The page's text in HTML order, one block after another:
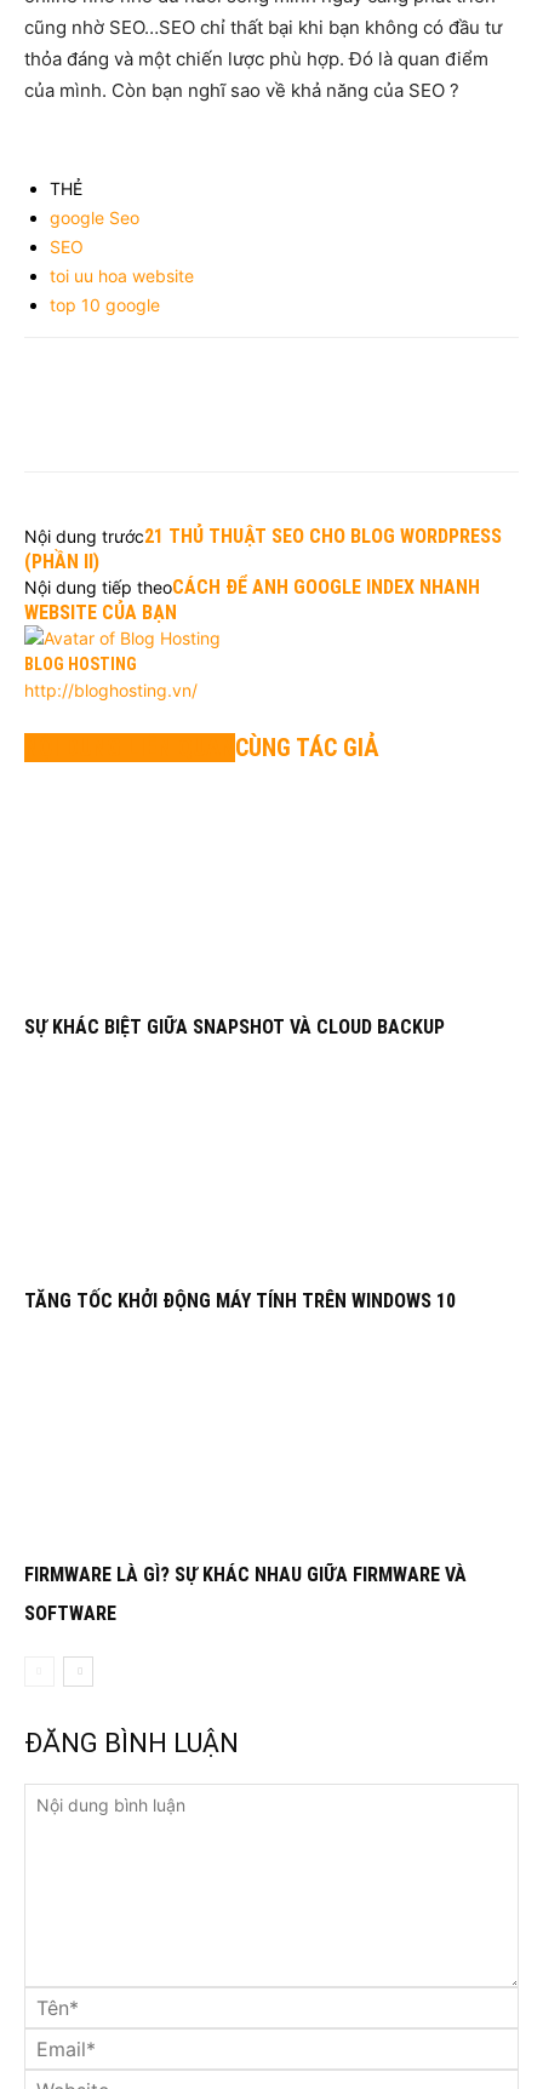
cũng nhờ SEO…SEO chỉ thất bại khi bạn không có đầu tư
thỏa đáng và một chiến lược phù hợp. Đó là quan điểm
của mình. Còn bạn nghĩ sao về khả năng của SEO ?
THẺ
google Seo
SEO
toi uu hoa website
top 10 google
Nội dung trước21 THỦ THUẬT SEO CHO BLOG WORDPRESS
(PHẦN II)
Nội dung tiếp theoCÁCH ĐỂ ANH GOOGLE INDEX NHANH
WEBSITE CỦA BẠN
BLOG HOSTING
http://bloghosting.vn/
CÙNG TÁC GIẢ
SỰ KHÁC BIỆT GIỮA SNAPSHOT VÀ CLOUD BACKUP
TĂNG TỐC KHỞI ĐỘNG MÁY TÍNH TRÊN WINDOWS 10
FIRMWARE LÀ GÌ? SỰ KHÁC NHAU GIỮA FIRMWARE VÀ
SOFTWARE
ĐĂNG BÌNH LUẬN